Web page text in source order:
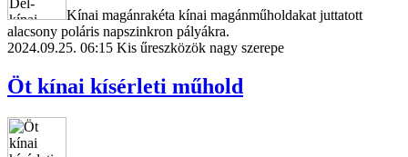
Kínai magánrakéta kínai magánműholdakat juttatott
alacsony poláris napszinkron pályákra.
2024.09.25. 06:15 Kis űreszközök nagy szerepe
Öt kínai kísérleti műhold